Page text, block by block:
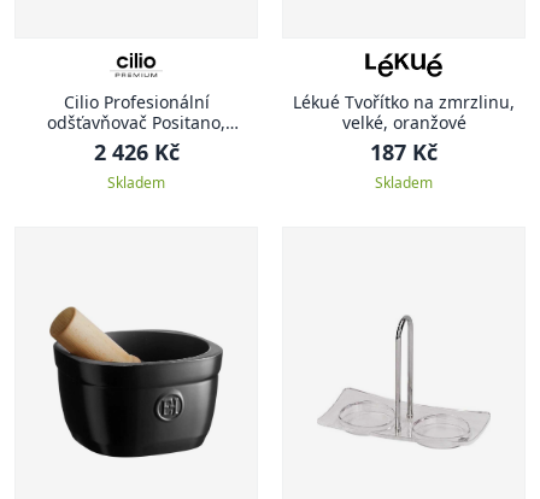
Cilio Profesionální
odšťavňovač Positano,
stříbrná
2 426 Kč
Skladem
Lékué Tvořítko na zmrzlinu,
velké, oranžové
187 Kč
Skladem